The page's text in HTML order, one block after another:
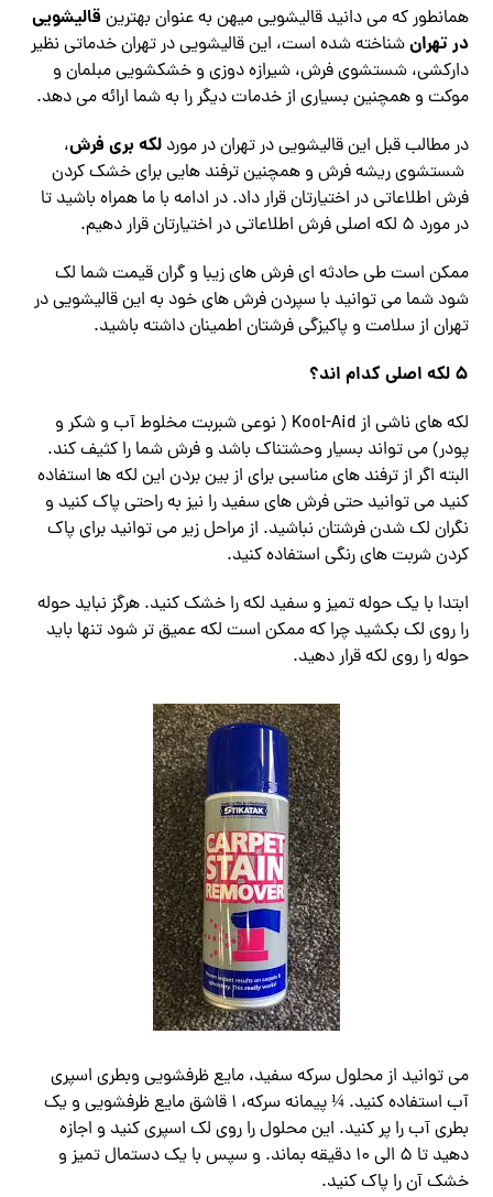
همانطور که می دانید قالیشویی میهن به عنوان بهترین قالیشویی
در تهرانشناخته شده است، این قالیشویی در تهران خدماتی نظیر
دارکشی، شستشوی فرش، شیرازه دوزی و خشکشویی مبلمان و
موکت و همچنین بسیاری از خدمات دیگر را به شما ارائه می دهد.
در مطالب قبل این قالیشویی در تهران در موردلکه بری فرش،
شستشوی ریشه فرش و همچنین ترفند هایی برای خشک کردن
فرش اطلاعاتی در اختیارتان قرار داد. در ادامه با ما همراه باشید تا
در مورد 5 لکه اصلی فرش اطلاعاتی در اختیارتان قرار دهیم.
ممکن است طی حادثه ای فرش های زیبا و گران قیمت شما لک
شود شما می توانید با سپردن فرش های خود به این قالیشویی در
تهران از سلامت و پاکیزگی فرشتان اطمینان داشته باشید.
5 لکه اصلی کدام اند؟
لکه های ناشی از Kool-Aid ( نوعی شبربت مخلوط آب و شکر و
پودر) می تواند بسیار وحشتناک باشد و فرش شما را کثیف کند.
البته اگر از ترفند های مناسبی برای از بین بردن این لکه ها استفاده
کنید می توانید حتی فرش های سفید را نیز به راحتی پاک کنید و
نگران لک شدن فرشتان نباشید. از مراحل زیر می توانید برای پاک
کردن شربت های رنگی استفاده کنید.
ابتدا با یک حوله تمیز و سفید لکه را خشک کنید. هرگز نباید حوله
را روی لک بکشید چرا که ممکن است لکه عمیق تر شود تنها باید
حوله را روی لکه قرار دهید.
می توانید از محلول سرکه سفید، مایع ظرفشویی وبطری اسپری
آب استفاده کنید. ¼ پیمانه سرکه، 1 قاشق مایع ظرفشویی و یک
بطری آب را پر کنید. این محلول را روی لک اسپری کنید و اجازه
دهید تا 5 الی 10 دقیقه بماند. و سپس با یک دستمال تمیز و
خشک آن را پاک کنید.